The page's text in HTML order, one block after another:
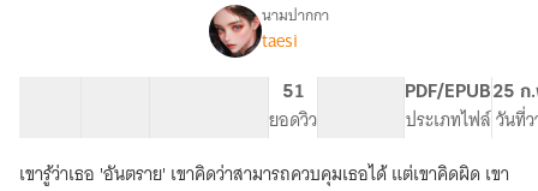
เรื่อง
ต้อง
คุม
ขัง
นามปากกา
taesi
51
ยอดวิว
PDF/EPUB
ประเภทไฟล์
25 ก
วันที่
เขารู้ว่าเธอ 'อันตราย' เขาคิดว่าสามารถควบคุมเธอได้ แต่เขาคิดผิด เขา